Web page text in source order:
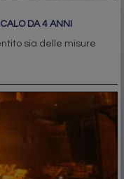
DA 4 ANNI
sia delle misure